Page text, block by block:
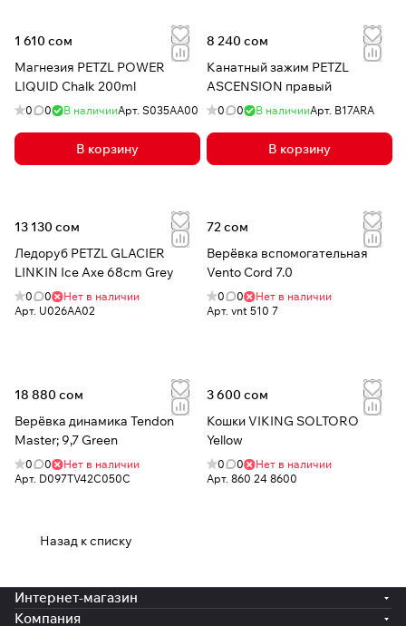
1 610 сом
Магнезия PETZL POWER
LIQUID Chalk 200ml
0 0 В наличииАрт. S035AA00
В корзину
8 240 сом
Канатный зажим PETZL
ASCENSION правый
0 0 В наличииАрт. B17ARA
В корзину
13 130 сом
Ледоруб PETZL GLACIER
LINKIN Ice Axe 68cm Grey
0 0
Нет в наличии
Арт. U026AA02
72 сом
Верёвка вспомогательная
Vento Cord 7.0
0 0
Нет в наличии
Арт. vnt 510 7
18 880 сом
Верёвка динамика Tendon
Master; 9,7 Green
0 0
Нет в наличии
Арт. D097TV42C050C
3 600 сом
Кошки VIKING SOLTORO
Yellow
0 0
Нет в наличии
Арт. 860 24 8600
Назад к списку
Интернет-магазин
Компания